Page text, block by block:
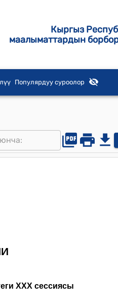
Кыргыз
маалыматтардын
Популярдуу суроолор